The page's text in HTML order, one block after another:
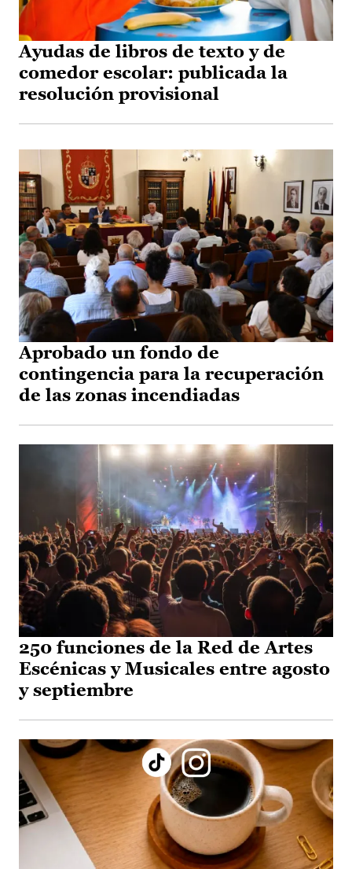
Ayudas de libros de texto y de
comedor escolar: publicada la
resolución provisional
Aprobado un fondo de
contingencia para la recuperación
de las zonas incendiadas
250 funciones de la Red de Artes
Escénicas y Musicales entre agosto
y septiembre